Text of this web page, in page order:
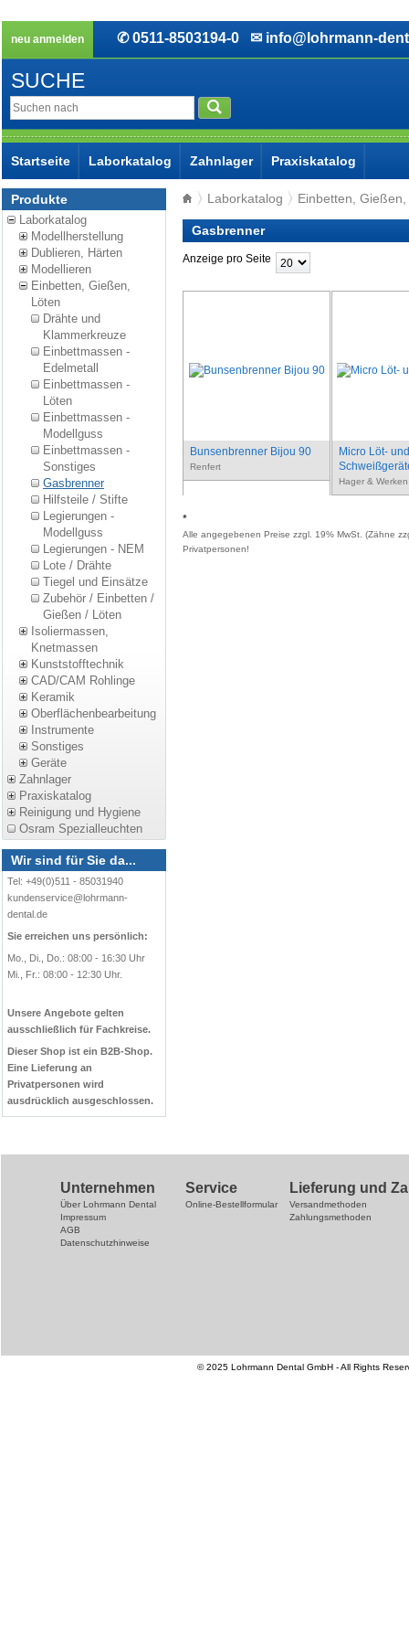
neu anmelden ✆ 0511-8503194-0 ✉ info@lohrmann-
SUCHE
Startseite Laborkatalog Zahnlager Praxiskatalog
Produkte
Laborkatalog
Modellherstellung
Dublieren, Härten
Modellieren
Einbetten, Gießen,
Löten
Drähte und
Klammerkreuze
Einbettmassen -
Edelmetall
Einbettmassen -
Löten
Einbettmassen -
Modellguss
Einbettmassen -
Sonstiges
Gasbrenner
Hilfsteile / Stifte
Legierungen -
Modellguss
Legierungen - NEM
Lote / Drähte
Tiegel und Einsätze
Zubehör / Einbetten /
Gießen / Löten
Isoliermassen,
Knetmassen
Kunststofftechnik
CAD/CAM Rohlinge
Keramik
Oberflächenbearbeitung
Instrumente
Sonstiges
Geräte
Zahnlager
Praxiskatalog
Reinigung und Hygiene
Osram Spezialleuchten
Wir sind für Sie da...
Tel: +49(0)511 - 85031940
kundenservice@lohrmann-
dental.de
Sie erreichen uns persönlich:
Mo., Di., Do.: 08:00 - 16:30 Uhr
Mi., Fr.: 08:00 - 12:30 Uhr.
Unsere Angebote gelten
ausschließlich für Fachkreise.
Dieser Shop ist ein B2B-Shop.
Eine Lieferung an
Privatpersonen wird
ausdrücklich ausgeschlossen.
Laborkatalog Einbetten,
Gasbrenner
Anzeige pro Seite
Bunsenbrenner Bijou 90
Renfert
Micro Löt- und
Hager & Werken
*
Alle angegebenen Preise zzgl. 19% MwSt. (Zähne
Privatpersonen!
Unternehmen
Über Lohrmann Dental
Impressum
AGB
Datenschutzhinweise
Service
Online-Bestellformular
Lieferung und
Versandmethoden
Zahlungsmethoden
© 2025 Lohrmann Dental GmbH - All Rights